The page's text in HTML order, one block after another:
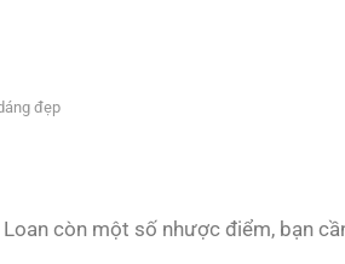
đẹp
còn một số nhược điểm, bạn